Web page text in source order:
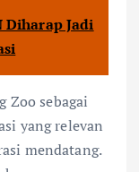
Diharap Jadi
Zoo sebagai
yang relevan
mendatang.